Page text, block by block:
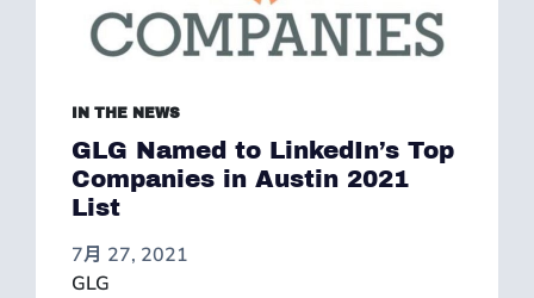
IN THE NEWS
GLG Named to LinkedIn’s Top
Companies in Austin 2021
List
7月 27, 2021
GLG